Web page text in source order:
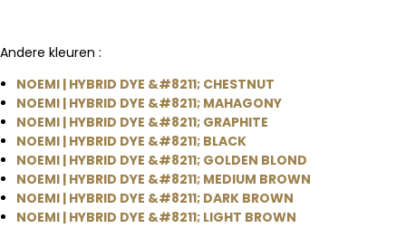
Andere kleuren :
NOEMI | HYBRID DYE &#8211; CHESTNUT
NOEMI | HYBRID DYE &#8211; MAHAGONY
NOEMI | HYBRID DYE &#8211; GRAPHITE
NOEMI | HYBRID DYE &#8211; BLACK
NOEMI | HYBRID DYE &#8211; GOLDEN BLOND
NOEMI | HYBRID DYE &#8211; MEDIUM BROWN
NOEMI | HYBRID DYE &#8211; DARK BROWN
NOEMI | HYBRID DYE &#8211; LIGHT BROWN